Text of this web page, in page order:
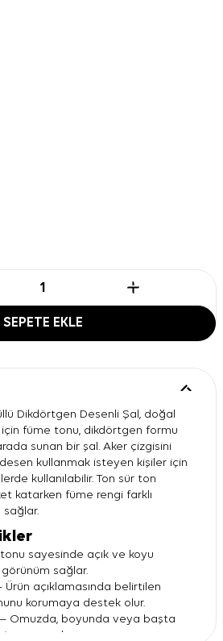
SEPETE EKLE
Dikdörtgen Desenli Şal, doğal
için füme tonu, dikdörtgen formu
sunan bir şal. Aker çizgisini
kullanmak isteyen kişiler için
kullanılabilir. Ton sür ton
katarken füme rengi farklı
sayesinde açık ve koyu
sağlar.
açıklamasında belirtilen
korumaya destek olur.
Omuzda, boyunda veya başta
uygundur.